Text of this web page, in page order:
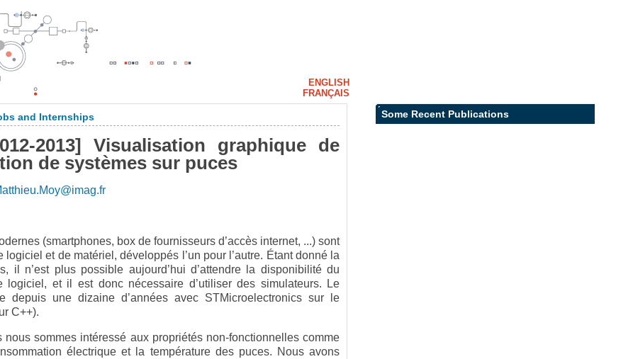
and Internships
2013] Visualisation graphique de
de systèmes sur puces
(smartphones, box de fournisseurs d’accès internet, ...) sont
et de matériel, développés l’un pour l’autre. Étant donné la
il n’est plus possible aujourd’hui d’attendre la disponibilité du
logiciel, et il est donc nécessaire d’utiliser des simulateurs. Le
depuis une dizaine d’années avec STMicroelectronics sur le
C++).
sommes intéressé aux propriétés non-fonctionnelles comme
électrique et la température des puces. Nous avons
Some Recent Publications
ENGLISH
FRANÇAIS